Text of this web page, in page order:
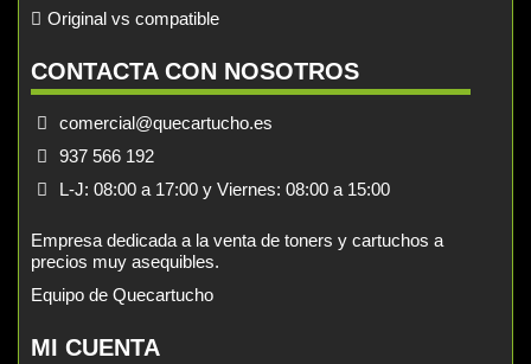
Original vs compatible
CONTACTA CON NOSOTROS
comercial@quecartucho.es
937 566 192
L-J: 08:00 a 17:00 y Viernes: 08:00 a 15:00
Empresa dedicada a la venta de toners y cartuchos a
precios muy asequibles.
Equipo de Quecartucho
MI CUENTA